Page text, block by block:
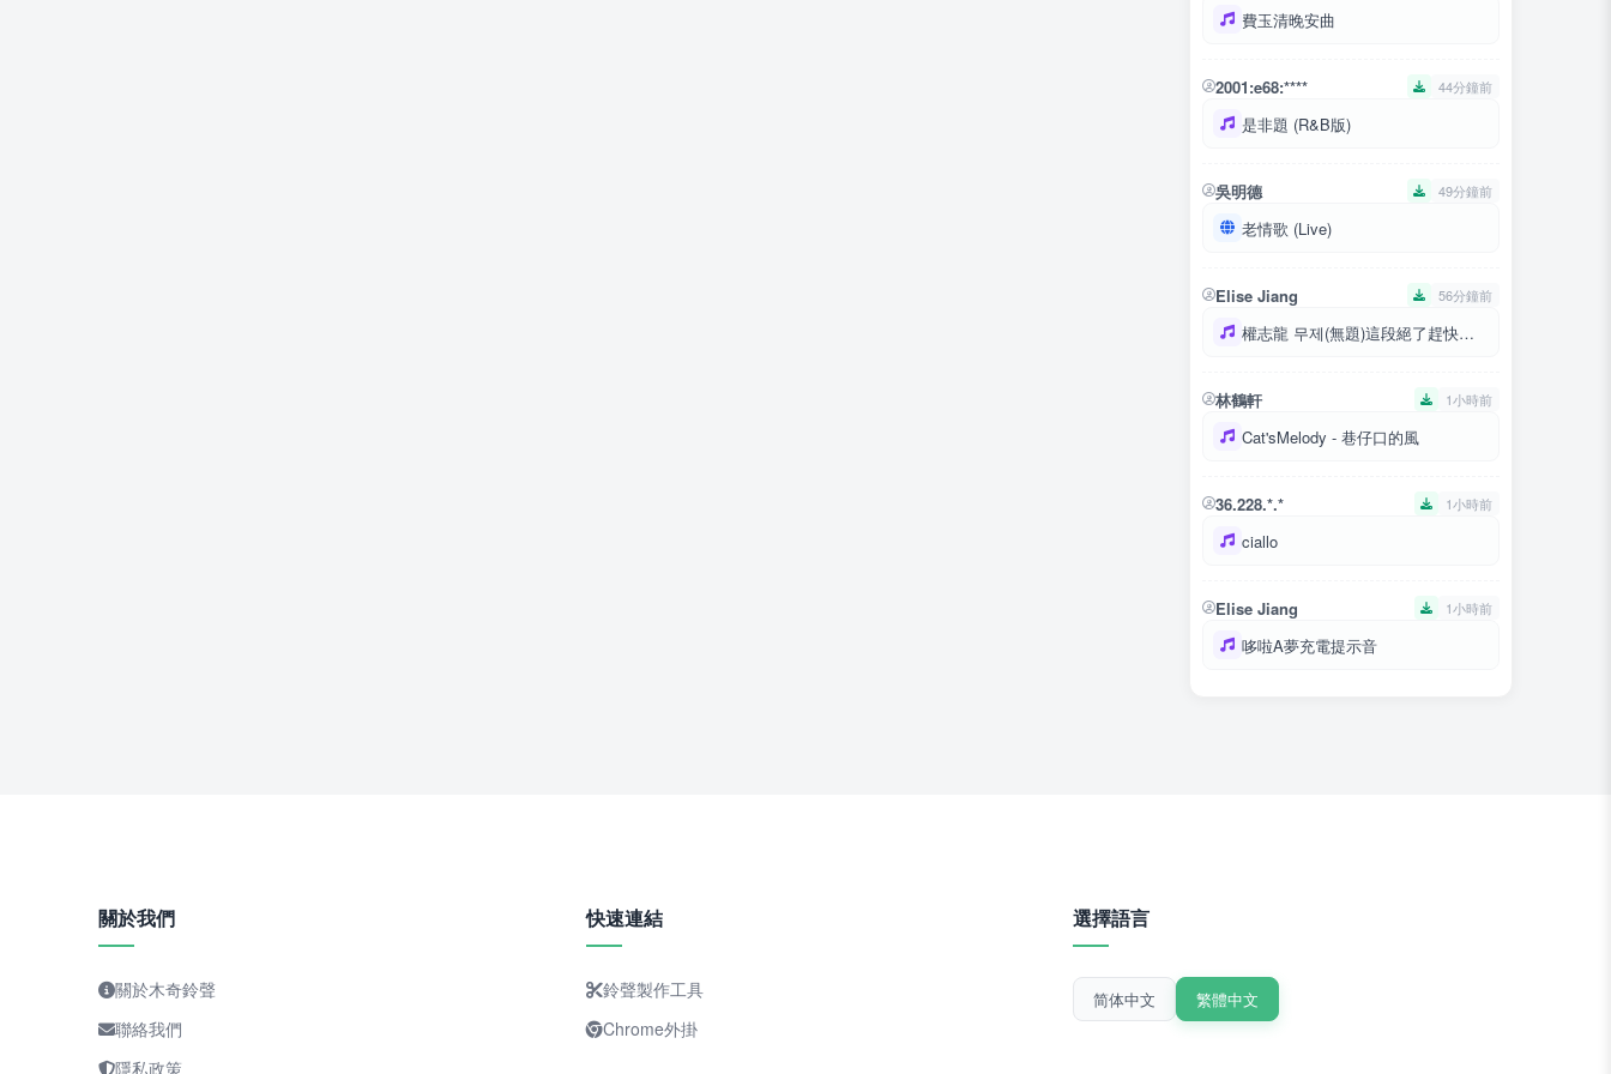
費玉清晚安曲
2001:e68:**** 44分鐘前
是非題 (R&B版)
吳明德 49分鐘前
老情歌 (Live)
Elise Jiang 56分鐘前
權志龍 무제(無題)這段絕了趕快儲存吧
林鶴軒 1小時前
Cat'sMelody - 巷仔口的風
36.228.*.* 1小時前
ciallo
Elise Jiang 1小時前
哆啦A夢充電提示音
關於我們
關於木奇鈴聲
聯絡我們
隱私政策
快速連結
鈴聲製作工具
Chrome外掛
選擇語言
简体中文 繁體中文